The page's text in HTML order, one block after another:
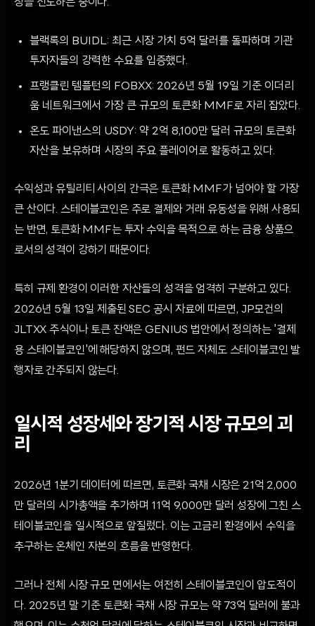
장을 선도하는 중이다.
블랙록의 BUIDL: 최근 시장 가치 5억 달러를 돌파하며 기관
투자자들의 강력한 수요를 입증했다.
프랭클린 템플턴의 FOBXX: 2026년 5월 19일 기준 이더리
움 네트워크에서 가장 큰 규모의 토큰화 MMF로 자리 잡았다.
온도 파이낸스의 USDY: 약 2억 8,100만 달러 규모의 토큰화
자산을 보유하며 시장의 주요 플레이어로 활동하고 있다.
수익성과 유틸리티 사이의 간극은 토큰화 MMF가 넘어야 할 가장
큰 산이다. 스테이블코인은 주로 결제와 거래 유동성을 위해 사용되
는 반면, 토큰화 MMF는 투자 수익을 목적으로 하는 금융 상품으
로서의 성격이 강하기 때문이다.
특히 규제 환경이 이러한 자산들의 성격을 엄격히 구분하고 있다.
2026년 5월 13일 제출된 SEC 공시 자료에 따르면, JP모건의
JLTXX 주식이나 토큰 잔액은 GENIUS 법안에서 정의하는 '결제
용 스테이블코인'에 해당하지 않으며, 펀드 자체도 스테이블코인 발
행자로 간주되지 않는다.
일시적 성장세와 장기적 시장 규모의 괴
리
2026년 1분기 데이터에 따르면, 토큰화 국채 시장은 21억 2,000
만 달러의 시가총액을 추가하며 11억 9,000만 달러 성장에 그친 스
테이블코인을 일시적으로 앞질렀다. 이는 고금리 환경에서 수익을
추구하는 온체인 자본의 흐름을 반영한다.
그러나 전체 시장 규모 면에서는 여전히 스테이블코인이 압도적이
다. 2025년 말 기준 토큰화 국채 시장 규모는 약 73억 달러에 불과